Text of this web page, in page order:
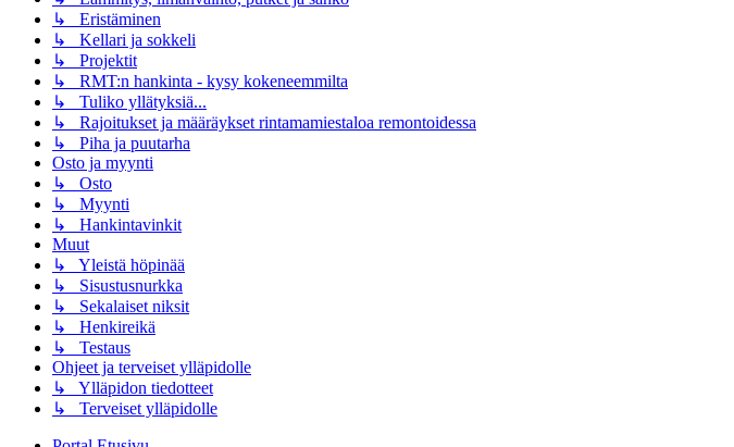
↳ Eristäminen
↳ Kellari ja sokkeli
↳ Projektit
↳ RMT:n hankinta - kysy kokeneemmilta
↳ Tuliko yllätyksiä...
↳ Rajoitukset ja määräykset rintamamiestaloa remontoidessa
↳ Piha ja puutarha
Osto ja myynti
↳ Osto
↳ Myynti
↳ Hankintavinkit
Muut
↳ Yleistä höpinää
↳ Sisustusnurkka
↳ Sekalaiset niksit
↳ Henkireikä
↳ Testaus
Ohjeet ja terveiset ylläpidolle
↳ Ylläpidon tiedotteet
↳ Terveiset ylläpidolle